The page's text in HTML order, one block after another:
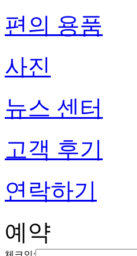
편의 용품
사진
뉴스 센터
고객 후기
연락하기
예약